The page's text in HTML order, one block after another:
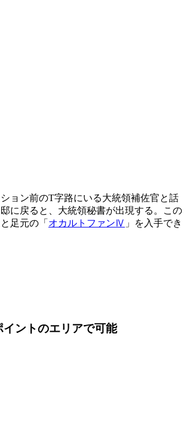
ョン前のT字路にいる大統領補佐官と話
に戻ると、大統領秘書が出現する。この
足元の「 オカルトファンⅣ 」を入手でき
イントのエリアで可能